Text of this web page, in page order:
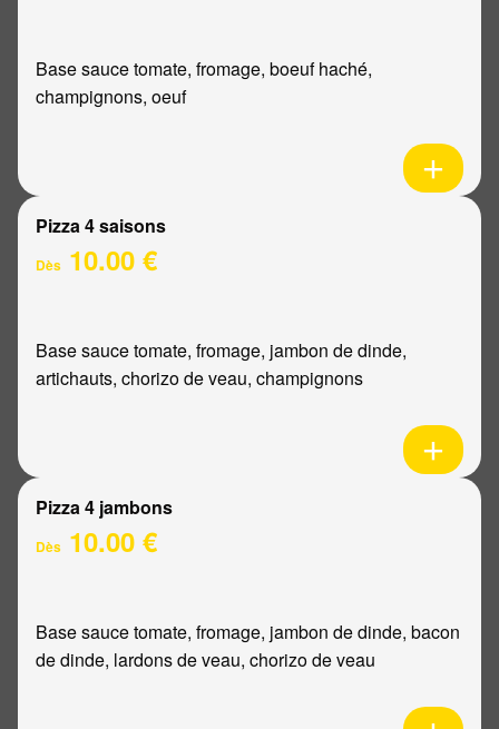
Base sauce tomate, fromage, boeuf haché,
champignons, oeuf
Pizza 4 saisons
Dès 10.00 €
Base sauce tomate, fromage, jambon de dinde,
artichauts, chorizo de veau, champignons
Pizza 4 jambons
Dès 10.00 €
Base sauce tomate, fromage, jambon de dinde, bacon
de dinde, lardons de veau, chorizo de veau